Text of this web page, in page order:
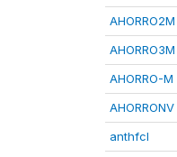
AHORRO2M
AHORRO3M
AHORRO-M
AHORRONV
anthfcl